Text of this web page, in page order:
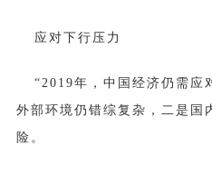
应对下行压力
“2019年，中国经济仍需应
外部环境仍错综复杂，二是国
险。